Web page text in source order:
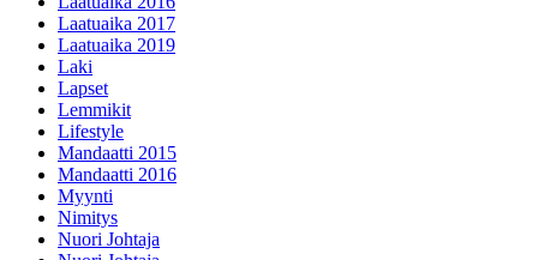
Laatuaika 2017
Laatuaika 2019
Laki
Lapset
Lemmikit
Lifestyle
Mandaatti 2015
Mandaatti 2016
Myynti
Nimitys
Nuori Johtaja